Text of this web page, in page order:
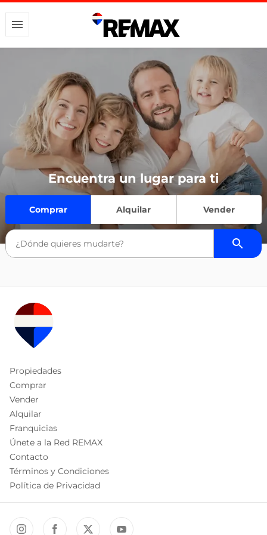
Encuentra un lugar para ti
Comprar Alquilar Vender
Propiedades
Comprar
Vender
Alquilar
Franquicias
Únete a la Red REMAX
Contacto
Términos y Condiciones
Política de Privacidad